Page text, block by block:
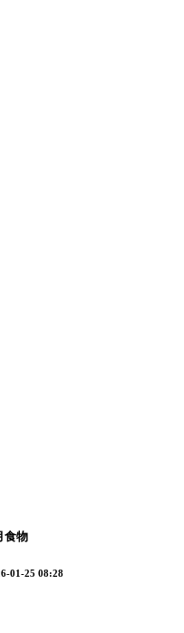
食物
01-25 08:28